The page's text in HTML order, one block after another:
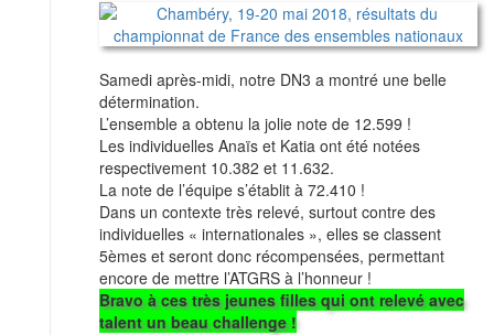
Samedi après-midi, notre DN3 a montré une belle
détermination.
L’ensemble a obtenu la jolie note de 12.599 !
Les individuelles Anaïs et Katia ont été notées
respectivement 10.382 et 11.632.
La note de l’équipe s’établit à 72.410 !
Dans un contexte très relevé, surtout contre des
individuelles « internationales », elles se classent
5èmes et seront donc récompensées, permettant
encore de mettre l’ATGRS à l’honneur !
Bravo à ces très jeunes filles qui ont relevé avec
talent un beau challenge !